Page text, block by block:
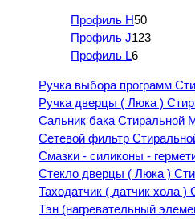
Профиль H50
Профиль J123
Профиль L6
Ручка выбора программ
Ручка дверцы ( Люка )
Сальник бака Стиральной
Сетевой фильтр
Смазки - силиконы -
Стекло дверцы ( Люка )
Таходатчик ( датчик хола
Тэн (нагревательный